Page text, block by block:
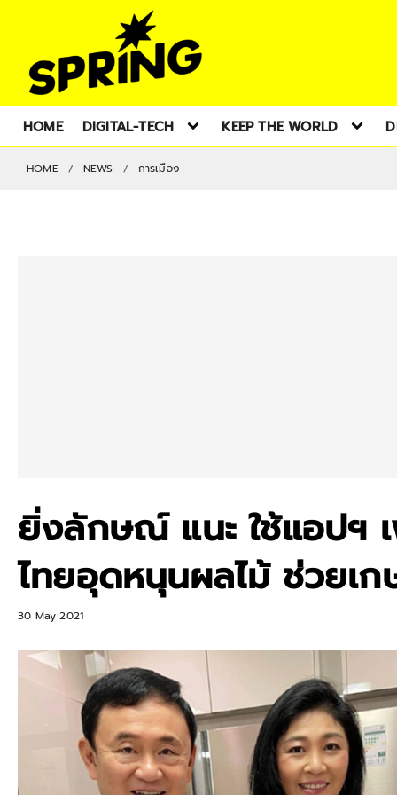
HOME DIGITAL-TECH KEEP THE WORLD
HOME NEWS การเมือง
ยิ่งลักษณ์ แนะ ใช้แอปฯ
ไทยอุดหนุนผลไม้ ช่วยเ
30 May 2021